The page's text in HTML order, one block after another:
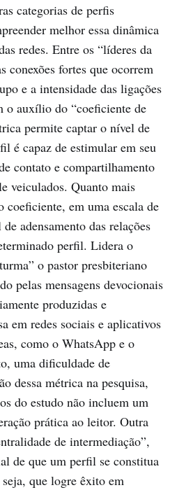
categorias de perfis
melhor essa dinâmica
redes. Entre os “líderes da
conexões fortes que ocorrem
e a intensidade das ligações
o auxílio do “coeficiente de
permite captar o nível de
é capaz de estimular em seu
contato e compartilhamento
veiculados. Quanto mais
coeficiente, em uma escala de
adensamento das relações
perfil. Lidera o
o pastor presbiteriano
pelas mensagens devocionais
produzidas e
em redes sociais e aplicativos
como o WhatsApp e o
uma dificuldade de
dessa métrica na pesquisa,
do estudo não incluem um
prática ao leitor. Outra
de intermediação”,
de que um perfil se constitua
que logre êxito em